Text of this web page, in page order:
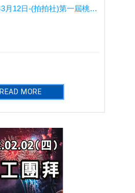
112年3月12日-(拍拍社)第一屆桃園區技師保齡球聯誼團體競賽
READ MORE